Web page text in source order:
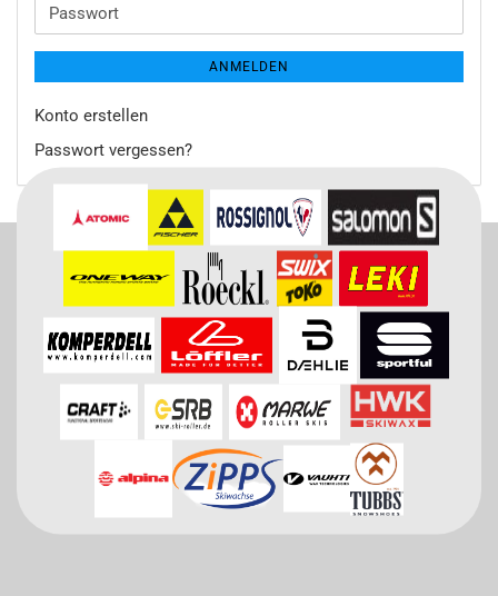
Passwort
ANMELDEN
Konto erstellen
Passwort vergessen?